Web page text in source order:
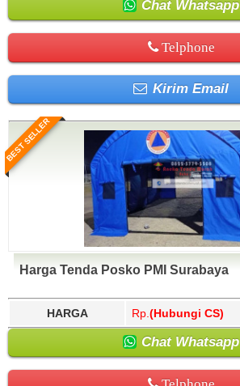
Chat Whatsapp
Telphone
Kirim Email
BEST SELLER
Harga Tenda Posko PMI Surabaya
HARGA Rp. (Hubungi CS)
Chat Whatsapp
Telphone